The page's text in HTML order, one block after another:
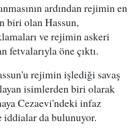
ardından rejimin en
biri olan Hassun,
ve rejimin askeri
fetvalarıyla öne çıktı.
rejimin işlediği savaş
isimlerden biri olarak
Cezaevi'ndeki infaz
iddialar da bulunuyor.